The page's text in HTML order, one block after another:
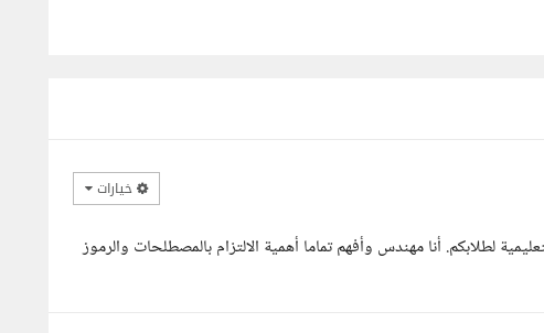
خيارات
لطلابكم. أنا مهندس وأفهم تماما أهمية الالتزام بالمصطلحات والرموز